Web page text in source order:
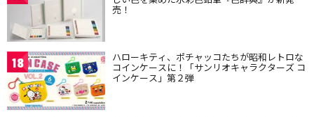
売！
18 ハローキティ、ポチャッコたちが昭和レトロな
コインケースに！「サンリオキャラクターズ コ
インケース」第２弾